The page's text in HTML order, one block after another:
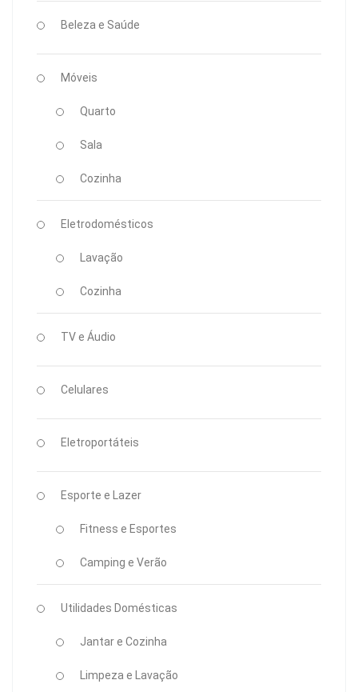
Beleza e Saúde
Móveis
Quarto
Sala
Cozinha
Eletrodomésticos
Lavação
Cozinha
TV e Áudio
Celulares
Eletroportáteis
Esporte e Lazer
Fitness e Esportes
Camping e Verão
Utilidades Domésticas
Jantar e Cozinha
Limpeza e Lavação